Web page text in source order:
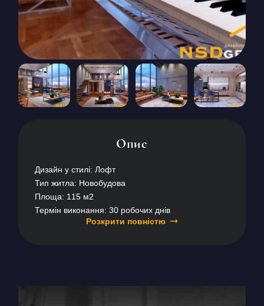
+380671500551
Замовити дзвінок зараз
Опис
Дизайн у стилі: Лофт
Тип житла: Новобудова
Площа: 115 м2
Термін виконання: 30 робочих днів
Розкрити повністю